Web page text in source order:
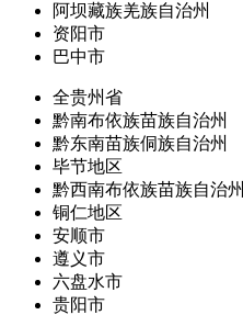
阿坝藏族羌族自治州
资阳市
巴中市
全贵州省
黔南布依族苗族自治州
黔东南苗族侗族自治州
毕节地区
黔西南布依族苗族自治州
铜仁地区
安顺市
遵义市
六盘水市
贵阳市